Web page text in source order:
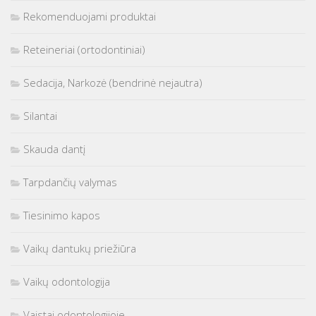
Rekomenduojami produktai
Reteineriai (ortodontiniai)
Sedacija, Narkozė (bendrinė nejautra)
Silantai
Skauda dantį
Tarpdančių valymas
Tiesinimo kapos
Vaikų dantukų priežiūra
Vaikų odontologija